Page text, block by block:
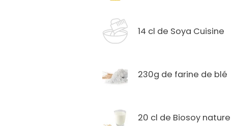
14 cl de Soya Cuisine
230g de farine de blé
20 cl de Biosoy nature